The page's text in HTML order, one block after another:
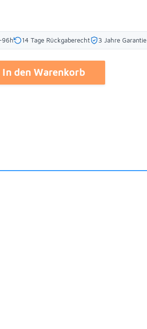
96h 14 Tage Rückgaberecht 3 Jahre Garantie
In den Warenkorb